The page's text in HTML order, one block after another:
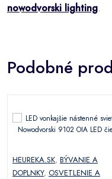
nowodvorski lighting.
Podobné
HEUREKA.SK, BÝVANIE A
DOPLNKY, OSVETLENIE A